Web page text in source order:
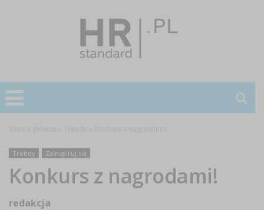
Trendy Zainspiruj się
Konkurs z nagrodami!
redakcja